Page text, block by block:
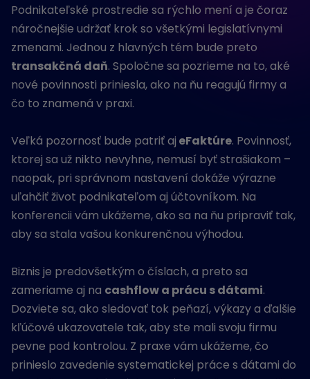
Podnikateľské prostredie sa rýchlo mení a je čoraz
náročnejšie udržať krok so všetkými legislatívnymi
zmenami. Jednou z hlavných tém bude preto
transakčná daň. Spoločne sa pozrieme na to, aké
nové povinnosti priniesla, ako na ňu reagujú firmy a
čo to znamená v praxi.
Veľká pozornosť bude patriť aj eFaktúre. Povinnosť,
ktorej sa už nikto nevyhne, nemusí byť strašiakom –
naopak, pri správnom nastavení dokáže výrazne
uľahčiť život podnikateľom aj účtovníkom. Na
konferencii vám ukážeme, ako sa na ňu pripraviť tak,
aby sa stala vašou konkurenčnou výhodou.
Biznis je predovšetkým o číslach, a preto sa
zameriame aj na cashflow a prácu s dátami.
Dozviete sa, ako sledovať tok peňazí, výkazy a ďalšie
kľúčové ukazovatele tak, aby ste mali svoju firmu
pevne pod kontrolou. Z praxe vám ukážeme, čo
prinieslo zavedenie systematickej práce s dátami do